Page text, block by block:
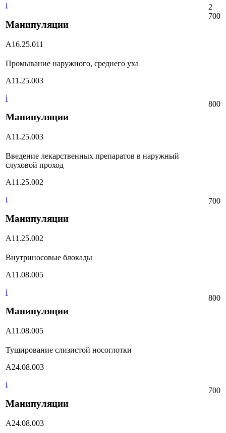
i
Манипуляции
А16.25.011
2
700
Промывание наружного, среднего уха
А11.25.003
i
Манипуляции
А11.25.003
800
Введение лекарственных препаратов в наружный
слуховой проход
А11.25.002
i
Манипуляции
А11.25.002
700
Внутриносовые блокады
А11.08.005
i
Манипуляции
А11.08.005
800
Туширование слизистой носоглотки
А24.08.003
i
Манипуляции
А24.08.003
700